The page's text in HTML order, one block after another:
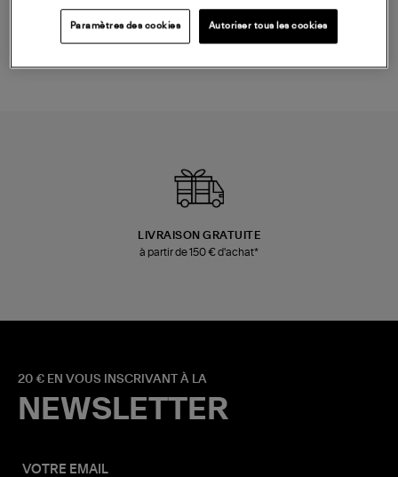
480,00 € 189,00 €
LIVRAISON GRATUITE
à partir de 150 € d'achat*
20 € EN VOUS INSCRIVANT À LA
NEWSLETTER
Paramètres des cookies Autoriser tous les cookies